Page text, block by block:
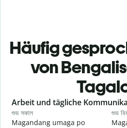
Häufig
von
Slide 1 of 6
Arbeit und tägliche
শুভ সকাল
Magandang umaga po
শুভ